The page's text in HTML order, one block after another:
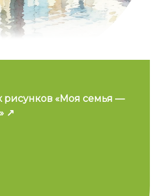
рисунков «Моя семья —